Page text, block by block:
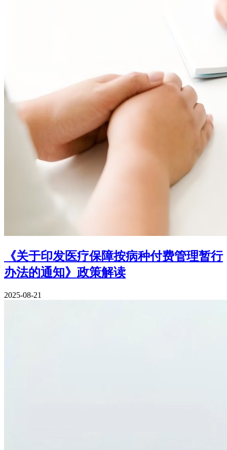
《关于印发医疗保障按病种付费管理暂行
办法的通知》政策解读
2025-08-21